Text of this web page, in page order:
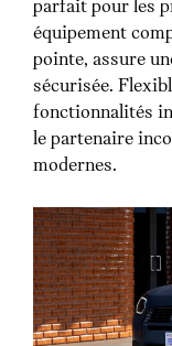
parfait pour les
équipement
pointe, assure
sécurisée.
fonctionnalités
le partenaire
modernes.